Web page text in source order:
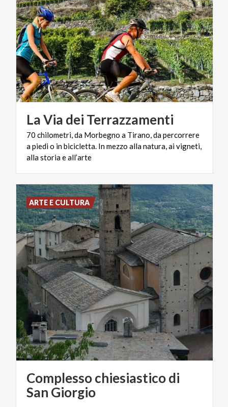
LaVia dei Terrazzamenti
70 chilometri, da Morbegno a Tirano, da percorrere
a piedi o in bicicletta. In mezzo alla natura, ai vigneti,
alla storia e all’arte
Complesso chiesiastico di
San Giorgio
ARTE E CULTURA